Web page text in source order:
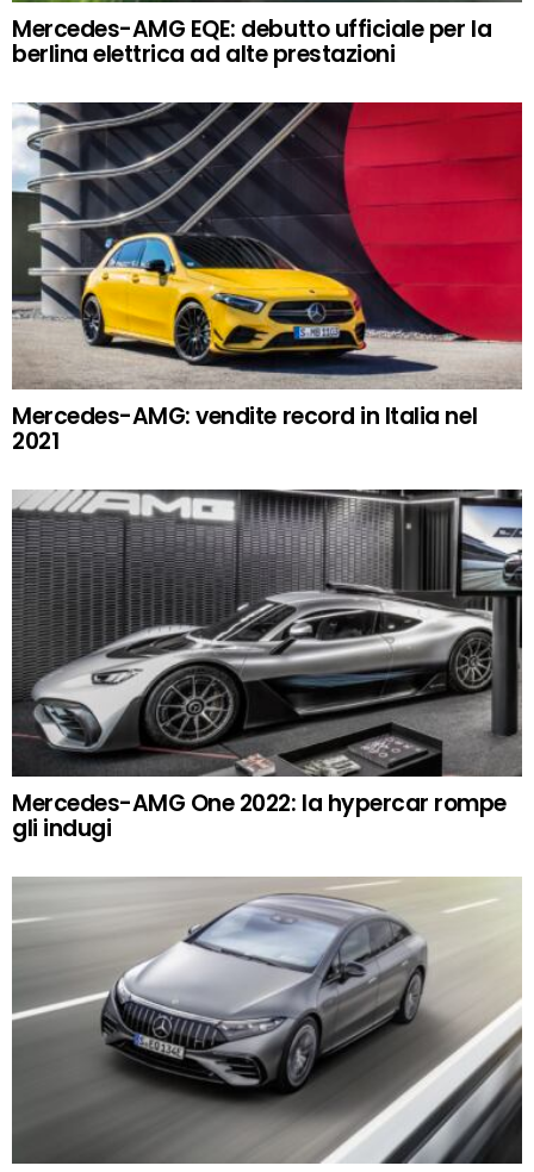
Mercedes-AMG EQE: debutto ufficiale per la
berlina elettrica ad alte prestazioni
Mercedes-AMG: vendite record in Italia nel
2021
Mercedes-AMG One 2022: la hypercar rompe
gli indugi